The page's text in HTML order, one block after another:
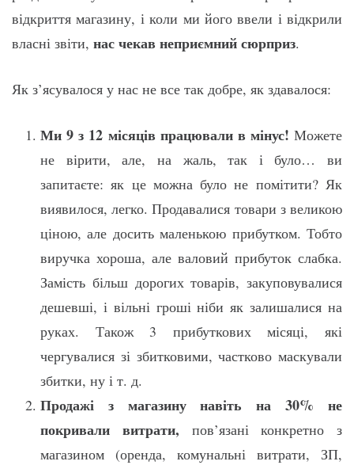
відкриття магазину, і коли ми його ввели і відкрили
власні звіти, нас чекав неприємний сюрприз.
Як з’ясувалося у нас не все так добре, як здавалося:
Ми 9 з 12 місяців працювали в мінус! Можете
не вірити, але, на жаль, так і було… ви
запитаєте: як це можна було не помітити? Як
виявилося, легко. Продавалися товари з великою
ціною, але досить маленькою прибутком. Тобто
виручка хороша, але валовий прибуток слабка.
Замість більш дорогих товарів, закуповувалися
дешевші, і вільні гроші ніби як залишалися на
руках. Також 3 прибуткових місяці, які
чергувалися зі збитковими, частково маскували
збитки, ну і т. д.
Продажі з магазину навіть на 30% не
покривали витрати, пов’язані конкретно з
магазином (оренда, комунальні витрати, ЗП,